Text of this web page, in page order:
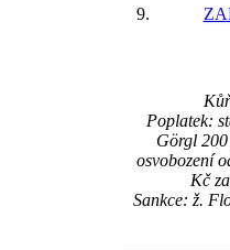
9.
Poplatek:
Görgl
osvobození
Kč
Sankce: ž.